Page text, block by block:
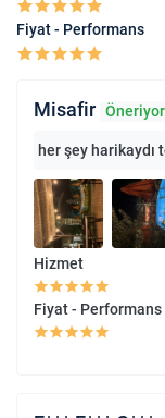
Fiyat - Performans
Misafir Öneriyor
her şey harikaydı
Hizmet
Fiyat - Performans